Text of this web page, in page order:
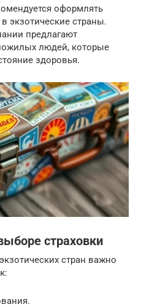
оформлять
экзотические страны.
предлагают
людей, которые
здоровья.
страховки
стран важно